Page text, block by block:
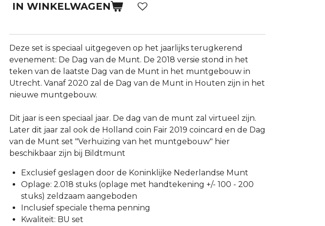
IN WINKELWAGEN
Deze set is speciaal uitgegeven op het jaarlijks terugkerend
evenement: De Dag van de Munt. De 2018 versie stond in het
teken van de laatste Dag van de Munt in het muntgebouw in
Utrecht. Vanaf 2020 zal de Dag van de Munt in Houten zijn in het
nieuwe muntgebouw.
Dit jaar is een speciaal jaar. De dag van de munt zal virtueel zijn.
Later dit jaar zal ook de Holland coin Fair 2019 coincard en de Dag
van de Munt set "Verhuizing van het muntgebouw" hier
beschikbaar zijn bij Bildtmunt
Exclusief geslagen door de Koninklijke Nederlandse Munt
Oplage: 2.018 stuks (oplage met handtekening +/- 100 - 200
stuks) zeldzaam aangeboden
Inclusief speciale thema penning
Kwaliteit: BU set